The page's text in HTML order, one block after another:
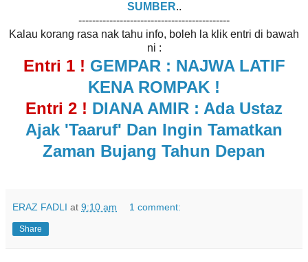
SUMBER..
--------------------------------------------
Kalau korang rasa nak tahu info, boleh la klik entri di bawah
ni :
Entri 1 ! GEMPAR : NAJWA LATIF
KENA ROMPAK !
Entri 2 ! DIANA AMIR : Ada Ustaz
Ajak 'Taaruf' Dan Ingin Tamatkan
Zaman Bujang Tahun Depan
ERAZ FADLI at 9:10 am 1 comment:
Share